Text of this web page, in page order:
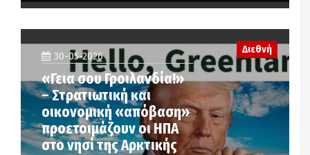
30-05-2026
«Γεια σου Γροιλανδία!»
– Στρατιωτική και
οικονομική «απόβαση»
προετοιμάζουν οι ΗΠΑ
στο νησί της Αρκτικής
Διεθνή